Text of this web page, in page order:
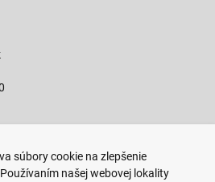
A
súbory cookie na zlepšenie
našej webovej lokality